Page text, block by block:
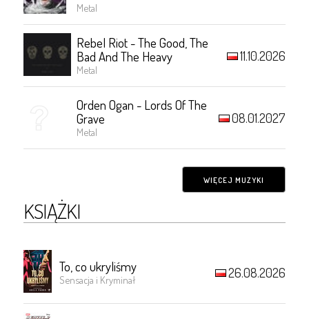
Metal
Rebel Riot - The Good, The
Bad And The Heavy
Metal
11.10.2026
Orden Ogan - Lords Of The
Grave
Metal
08.01.2027
WIĘCEJ MUZYKI
KSIĄŻKI
To, co ukryliśmy
Sensacja i Kryminał 26.08.2026